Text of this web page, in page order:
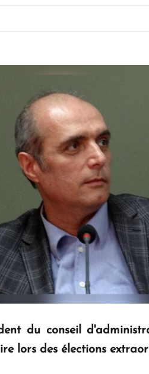
du conseil
lors des élections